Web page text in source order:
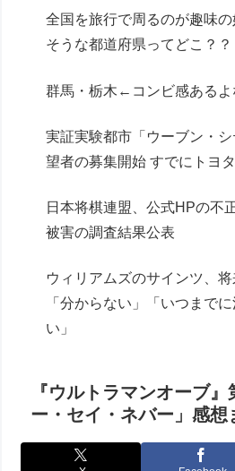
ンダルシア 水着Ver.」フィ
8月25日頃発売】
全国を旅行で周るのが趣味
そうな都道府県ってどこ？？
群馬・栃木←コンビ感あるよ
実証実験都市「ウーブン・
望者の募集開始 すでにトヨ
日本将棋連盟、公式HPの不
被害の調査結果公表
ウィリアムズのサインツ、
「分からない」「いつまで
い」
『ウルトラマンオーブ
ー・セイ・ネバー」感想